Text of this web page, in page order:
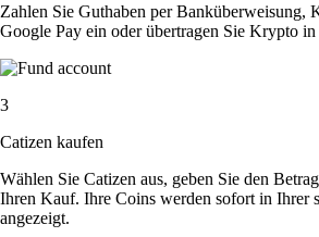
Zahlen Sie Guthaben per Banküberweisung,
Google Pay ein oder übertragen Sie Krypto
3
Catizen kaufen
Wählen Sie Catizen aus, geben Sie den
Ihren Kauf. Ihre Coins werden sofort in Ihrer
angezeigt.